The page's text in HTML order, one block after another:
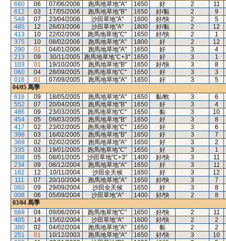
660
06 07/06/2006 跑馬地草地"A" 1650 好 2
11
612
03 17/05/2006 跑馬地草地"B" 1650 好/黏 2
9
549
07 23/04/2006 沙田草地"A" 1600 好/快 2
5
485
12 26/03/2006 沙田草地"A" 1800 好/黏 2
12
413
10 22/02/2006 跑馬地草地"C" 1650 好/快 2
1
375
10 08/02/2006 跑馬地草地"A" 1800 好 2
12
290
01 04/01/2006 跑馬地草地"A" 1650 好 3
4
213
09 30/11/2005 跑馬地草地"C+3" 1650 好 3
1
103
01 19/10/2005 跑馬地草地"B" 1650 好/快 3
8
060
04 28/09/2005 跑馬地草地"C" 1650 好 3
3
016
01 07/09/2005 跑馬地草地"A" 1650 好 3
5
04/05 馬季
616
09 18/05/2005 跑馬地草地"A" 1650 黏/軟 3
6
552
07 20/04/2005 跑馬地草地"B" 1650 好 3
4
486
09 23/03/2005 跑馬地草地"C" 1650 黏 3
10
454
05 09/03/2005 跑馬地草地"B" 1650 好 3
8
417
02 23/02/2005 跑馬地草地"C" 1650 好 3
6
398
03 16/02/2005 跑馬地草地"B" 1650 好 3
7
369
02 02/02/2005 跑馬地草地"A" 1650 好 3
2
335
03 19/01/2005 跑馬地草地"C" 1650 好 3
1
308
05 08/01/2005 沙田草地"C+3" 1400 好/快 3
11
234
09 08/12/2004 跑馬地草地"A" 1650 好 3
11
162
12 10/11/2004 沙田全天候 1650 好 3
12
111
07 20/10/2004 跑馬地草地"A" 1650 好/快 3
7
060
09 29/09/2004 沙田全天候 1650 好 3
8
008
06 05/09/2004 沙田草地"A" 1400 好/快 2
8
03/04 馬季
669
04 09/06/2004 跑馬地草地"C" 1650 好/快 2
11
405
14 15/02/2004 沙田草地"A" 1600 好/快 2
2
380
02 04/02/2004 跑馬地草地"A" 1650 黏 2
2
251
01 10/12/2003 跑馬地草地"A" 1650 好/快 3
10